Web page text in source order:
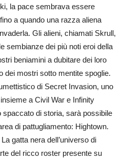
la pace sembrava essere
a quando una razza aliena
Gli alieni, chiamati Skrull,
sembianze dei più noti eroi della
beniamini a dubitare dei loro
dei mostri sotto mentite spoglie.
di Secret Invasion, uno
a Civil War e Infinity
spaccato di storia, sarà possibile
di pattugliamento: Hightown.
La gatta nera dell’universo di
del ricco roster presente su